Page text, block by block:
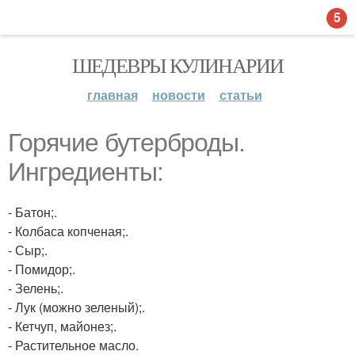
ШЕДЕВРЫ КУЛИНАРИИ
главная новости статьи
Горячие бутерброды.
Ингредиенты:
- Батон;.
- Колбаса копченая;.
- Сыр;.
- Помидор;.
- Зелень;.
- Лук (можно зеленый);.
- Кетчуп, майонез;.
- Растительное масло.
5